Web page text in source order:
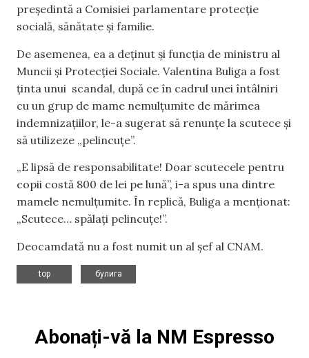
preşedintă a Comisiei parlamentare protecție
socială, sănătate și familie.
De asemenea, ea a deținut și funcția de ministru al
Muncii și Protecției Sociale. Valentina Buliga a fost
ținta unui scandal, după ce în cadrul unei întâlniri
cu un grup de mame nemulțumite de mărimea
indemnizațiilor, le-a sugerat să renunțe la scutece și
să utilizeze „pelincuțe”.
„E lipsă de responsabilitate! Doar scutecele pentru
copii costă 800 de lei pe lună”, i-a spus una dintre
mamele nemulțumite. În replică, Buliga a menționat:
„Scutece… spălați pelincuțe!”.
Deocamdată nu a fost numit un al șef al CNAM.
top
булига
Abonați-vă la NM Espresso